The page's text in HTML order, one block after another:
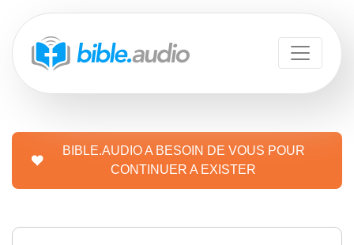
BIBLE.AUDIO A BESOIN DE VOUS POUR
CONTINUER A EXISTER